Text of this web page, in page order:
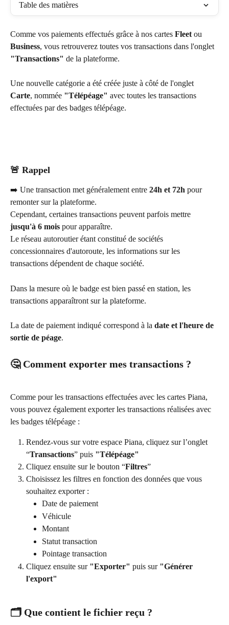
Table des matières
Comme vos paiements effectués grâce à nos cartes Fleet ou
Business, vous retrouverez toutes vos transactions dans l'onglet
"Transactions" de la plateforme.
Une nouvelle catégorie a été créée juste à côté de l'onglet
Carte, nommée "Télépéage" avec toutes les transactions
effectuées par des badges télépéage.
🚨 Rappel
➡️ Une transaction met généralement entre 24h et 72h pour
remonter sur la plateforme.
Cependant, certaines transactions peuvent parfois mettre
jusqu'à 6 mois pour apparaître.
Le réseau autoroutier étant constitué de sociétés
concessionnaires d'autoroute, les informations sur les
transactions dépendent de chaque société.
Dans la mesure où le badge est bien passé en station, les
transactions apparaîtront sur la plateforme.
La date de paiement indiqué correspond à la date et l'heure de
sortie de péage.
🤔 Comment exporter mes transactions ?
Comme pour les transactions effectuées avec les cartes Piana,
vous pouvez également exporter les transactions réalisées avec
les badges télépéage :
Rendez-vous sur votre espace Piana, cliquez sur l’onglet
“Transactions” puis "Télépéage"
Cliquez ensuite sur le bouton “Filtres”
Choisissez les filtres en fonction des données que vous
souhaitez exporter :
Date de paiement
Véhicule
Montant
Statut transaction
Pointage transaction
Cliquez ensuite sur "Exporter" puis sur "Générer
l'export"
🗂️ Que contient le fichier reçu ?